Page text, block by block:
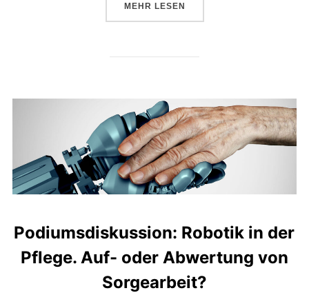
MEHR ÜBER „INNOVATIVES
LESEN
Podiumsdiskussion: Robotik in der
Pflege. Auf- oder Abwertung von
Sorgearbeit?